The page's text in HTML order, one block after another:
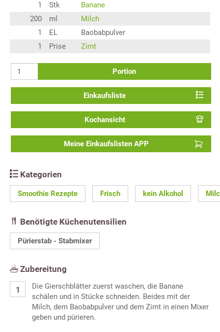
1
Stk
Banane
200
ml
Milch
1
EL
Baobabpulver
1
Prise Zimt
Portion
Einkaufsliste
Kochansicht
Meine Einkaufslisten APP
Kategorien
Smoothie Rezepte Frisch kein Alkohol
Benötigte Küchenutensilien
Pürierstab - Stabmixer
Zubereitung
Die Gierschblätter zuerst waschen, die Banane
schälen und in Stücke schneiden. Beides mit der
Milch, dem Baobabpulver und dem Zimt in einen Mixer
geben und pürieren.